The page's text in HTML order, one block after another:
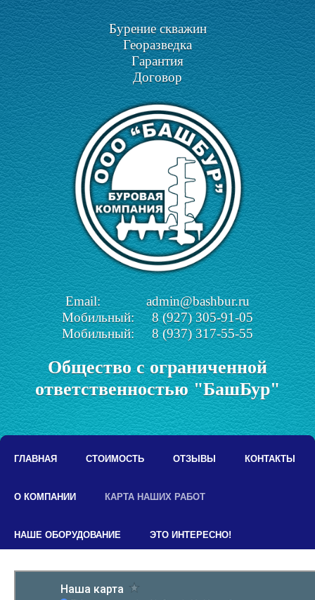
Бурение скважин
Георазведка
Гарантия
Договор
Email: admin@bashbur.ru
Мобильный: 8 (927) 305-91-05
Мобильный: 8 (937) 317-55-55
Общество с ограниченной
ответственностью "БашБур"
ГЛАВНАЯ СТОИМОСТЬ ОТЗЫВЫ КОНТАКТЫ
О КОМПАНИИ КАРТА НАШИХ РАБОТ
НАШЕ ОБОРУДОВАНИЕ ЭТО ИНТЕРЕСНО!